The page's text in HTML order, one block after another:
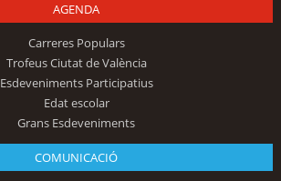
AGENDA
Carreres Populars
Trofeus Ciutat de València
Esdeveniments Participatius
Edat escolar
Grans Esdeveniments
COMUNICACIÓ